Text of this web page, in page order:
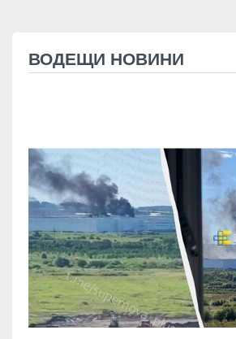
ВОДЕЩИ НОВИНИ